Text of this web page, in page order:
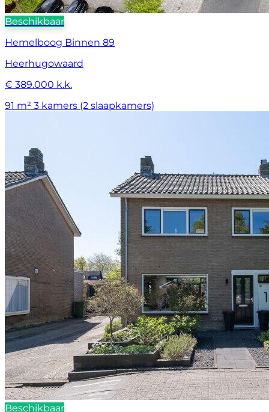
Beschikbaar
Hemelboog Binnen 89
Heerhugowaard
€ 389.000 k.k.
91 m² 3 kamers (2 slaapkamers)
Beschikbaar